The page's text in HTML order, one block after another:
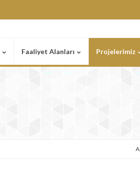
Faaliyet Alanları Projelerimiz